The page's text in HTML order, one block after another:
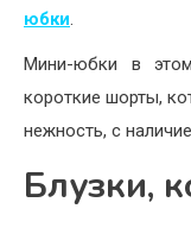
юбки.
Мини-юбки в
короткие шорты,
нежность, с
Блузки,